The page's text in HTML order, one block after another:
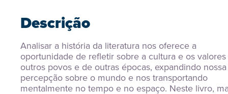
Descrição
Analisar a história da literatura nos oferece a
oportunidade de refletir sobre a cultura e os
outros povos e de outras épocas, expandindo nossa
percepção sobre o mundo e nos transportando
mentalmente no tempo e no espaço. Neste livro,